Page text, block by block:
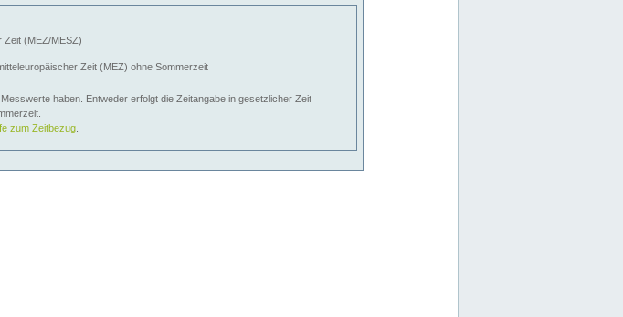
Zeit (MEZ/MESZ)
Zeit (MEZ) ohne Sommerzeit
haben. Entweder erfolgt die Zeitangabe in gesetzlicher Zeit
zum Zeitbezug